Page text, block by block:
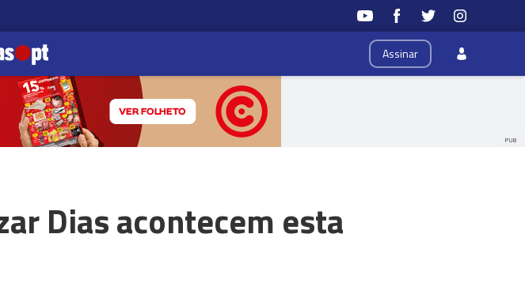
Assinar
PUB
Dias acontecem esta